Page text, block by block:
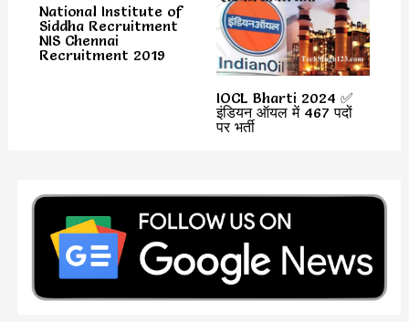
National Institute of
Siddha Recruitment
NIS Chennai
Recruitment 2019
IOCL Bharti 2024 ✅
इंडियन ऑयल में 467 पदों
पर भर्ती